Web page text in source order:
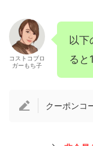
コストコブロ
ガーもち子
以下
ると
クーポンコ